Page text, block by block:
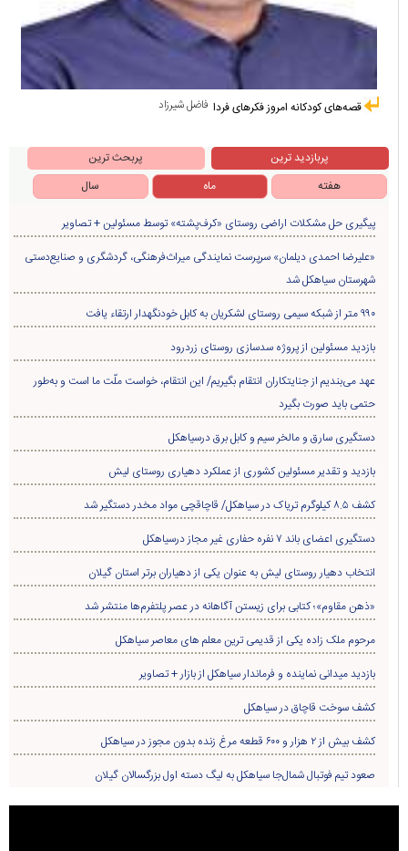
فاضل شیرزاد قصه‌های کودکانه امروز فکرهای فردا
پربازدید ترین
پربحث ترین
هفته
ماه سال
پیگیری حل مشکلات اراضی روستای «کرف‌پشته» توسط مسئولین + تصاویر
«علیرضا احمدی دیلمان» سرپرست نمایندگی میراث‌فرهنگی، گردشگری و صنایع‌دستی
شهرستان سیاهکل شد
۹۹۰ متر از شبکه سیمی روستای لشکریان به کابل خودنگهدار ارتقاء یافت
بازدید مسئولین از پروژه سدسازی روستای زردرود
عهد می‌بندیم از جنایتکاران انتقام بگیریم/ این انتقام، خواست ملّت ما است و به‌طور
حتمی باید صورت بگیرد
دستگیری سارق و مالخر سیم و کابل برق درسیاهکل
بازدید و تقدیر مسئولین کشوری از عملکرد دهیاری روستای لیش
کشف ۸.۵ کیلوگرم تریاک در سیاهکل/ قاچاقچی مواد مخدر دستگیر شد
دستگیری اعضای باند ۷ نفره حفاری غير مجاز درسیاهکل
انتخاب دهیار روستای لیش به عنوان یکی از دهیاران برتر استان گیلان
«ذهن مقاوم»؛ کتابی برای زیستن آگاهانه در عصر پلتفرم‌ها منتشر شد
مرحوم ملک زاده یکی از قدیمی ترین معلم های معاصر سیاهکل
بازدید میدانی نماینده و فرماندار سیاهکل از بازار + تصاویر
کشف سوخت قاچاق در سياهکل
کشف بیش از ۲ هزار و ۶۰۰ قطعه مرغ زنده بدون مجوز در سیاهکل
صعود تیم فوتبال شمال‌جا‌ سیاهکل به لیگ دسته اول بزرگسالان گیلان